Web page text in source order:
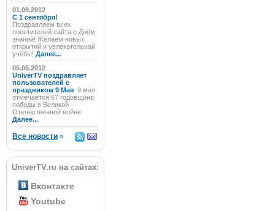
01.09.2012
C 1 сентября!
Поздравляем всех
посетителей сайта с Днём
знаний! Желаем новых
открытий и увлекательной
учёбы! Далее...
05.05.2012
UniverTV поздравляет
пользователей с
праздником 9 Мая 9 мая
отмечается 67 годовщина
победы в Великой
Отечественной войне.
Далее...
Все новости »
UniverTV.ru на сайтах:
Вконтакте
Youtube